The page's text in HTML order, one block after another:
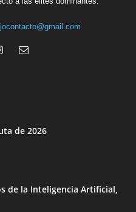
de 2026
de la Inteligencia Artificial,